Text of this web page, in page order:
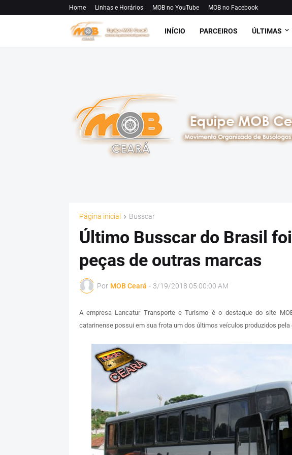
Home Linhas e Horários MOB no YouTube MOB no Facebook
INÍCIO PARCEIROS ÚLTIMAS
Página inicial Busscar
Último Busscar do Brasil
peças de outras marcas
Por MOB Ceará - 3/19/2018 05:00:00 AM
A empresa Lancatur Transporte e Turismo é o destaque do site
catarinense possui em sua frota um dos últimos veículos produzidos pela